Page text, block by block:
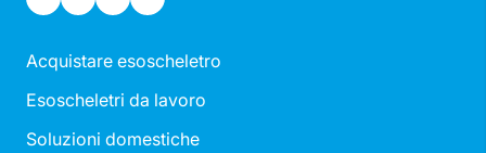
Acquistare esoscheletro
Esoscheletri da lavoro
Soluzioni domestiche